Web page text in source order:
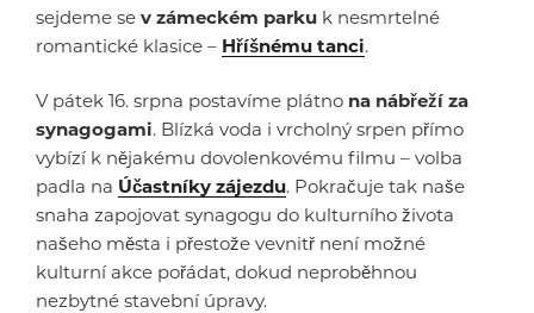
sejdeme se v zámeckém parku k nesmrtelné
romantické klasice – Hříšnému tanci.
V pátek 16. srpna postavíme plátno na nábřeží za
synagogami. Blízká voda i vrcholný srpen přímo
vybízí k nějakému dovolenkovému filmu – volba
padla na Účastníky zájezdu. Pokračuje tak naše
snaha zapojovat synagogu do kulturního života
našeho města i přestože vevnitř není možné
kulturní akce pořádat, dokud neproběhnou
nezbytné stavební úpravy.